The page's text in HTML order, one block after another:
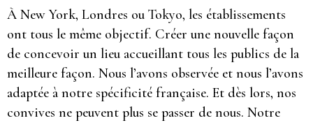
À New York, Londres ou Tokyo, les établissements
ont tous le même objectif. Créer une nouvelle façon
de concevoir un lieu accueillant tous les publics de la
meilleure façon. Nous l’avons observée et nous l’avons
adaptée à notre spécificité française. Et dès lors, nos
convives ne peuvent plus se passer de nous. Notre